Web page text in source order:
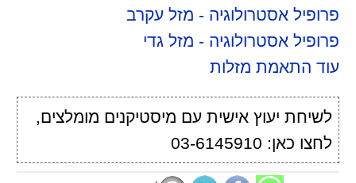
פרופיל אסטרולוגיה - מזל עקרב
פרופיל אסטרולוגיה - מזל גדי
עוד התאמת מזלות
לשיחת יעוץ אישית עם מיסטיקנים מומלצים,
לחצו כאן: 03-6145910